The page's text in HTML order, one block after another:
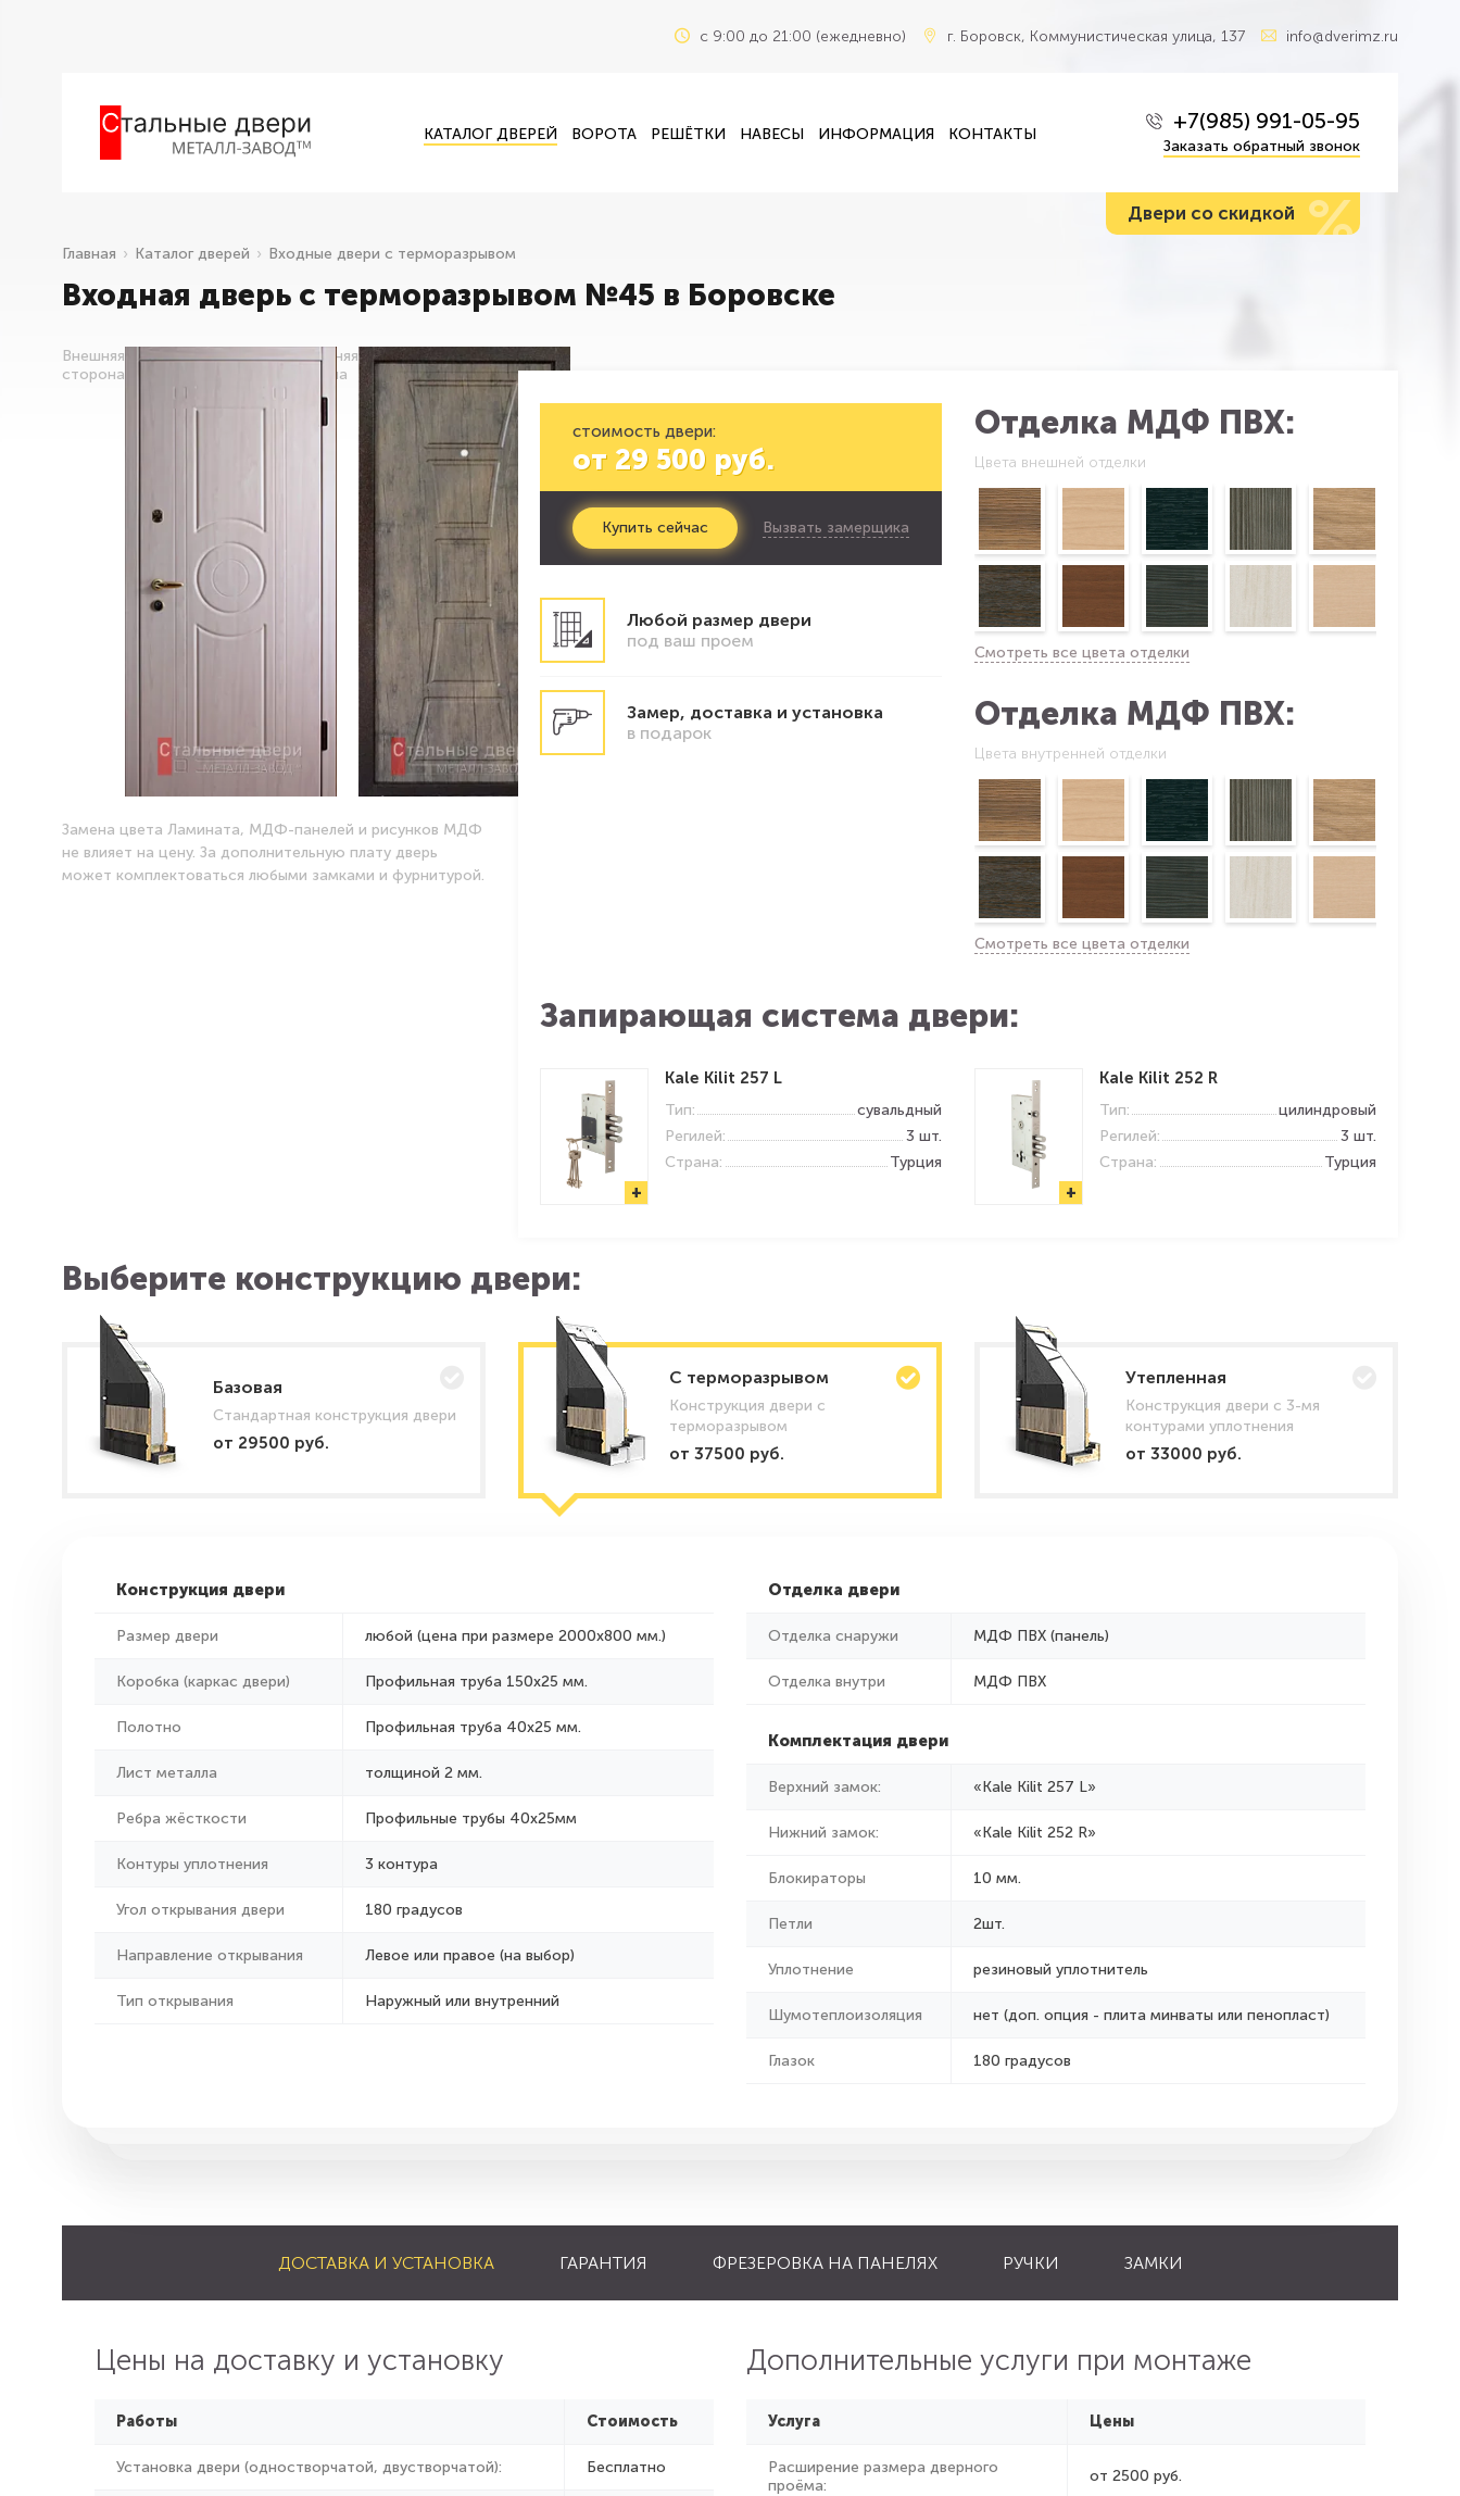
c 9:00 до 21:00 (ежедневно) г. Боровск, Коммунистическая улица, 137 info@dverimz.ru
КАТАЛОГ ДВЕРЕЙ ВОРОТА РЕШЁТКИ НАВЕСЫ ИНФОРМАЦИЯ КОНТАКТЫ +7(985) 991-05-95
Заказать обратный звонок
Двери со скидкой %
Входная дверь с терморазрывом №45 в Боровске
Главная Каталог дверей Входные двери с терморазрывом
Внешняя
сторона
Внутренняя
сторона
Замена цвета Ламината, МДФ-панелей и рисунков МДФ
не влияет на цену. За дополнительную плату дверь
может комплектоваться любыми замками и фурнитурой.
стоимость двери:
от 29 500 руб.
Купить сейчас Вызвать замерщика
Любой размер двери
под ваш проем
Замер, доставка и установка
в подарок
Отделка МДФ ПВХ:
Цвета внешней отделки
Смотреть все цвета отделки
Отделка МДФ ПВХ:
Цвета внутренней отделки
Смотреть все цвета отделки
Запирающая система двери:
+
Kale Kilit 257 L
Тип:
сувальдный
Регилей:
3 шт.
Страна:
Турция
+
Kale Kilit 252 R
Тип:
цилиндровый
Регилей:
3 шт.
Страна:
Турция
Выберите конструкцию двери:
Базовая
Стандартная конструкция двери
от 29500 руб.
C терморазрывом
Конструкция двери с
терморазрывом
от 37500 руб.
Утепленная
Конструкция двери с 3-мя
контурами уплотнения
от 33000 руб.
Конструкция двери
Размер двери любой (цена при размере 2000x800 мм.)
Коробка (каркас двери) Профильная труба 150х25 мм.
Полотно Профильная труба 40х25 мм.
Лист металла толщиной 2 мм.
Ребра жёсткости Профильные трубы 40х25мм
Контуры уплотнения 3 контура
Угол открывания двери 180 градусов
Направление открывания Левое или правое (на выбор)
Тип открывания Наружный или внутренний
Отделка двери
Отделка снаружи МДФ ПВХ (панель)
Отделка внутри МДФ ПВХ
Комплектация двери
Верхний замок: «Kale Kilit 257 L»
Нижний замок: «Kale Kilit 252 R»
Блокираторы 10 мм.
Петли 2шт.
Уплотнение резиновый уплотнитель
Шумотеплоизоляция нет (доп. опция - плита минваты или пенопласт)
Глазок 180 градусов
ДОСТАВКА И УСТАНОВКА ГАРАНТИЯ ФРЕЗЕРОВКА НА ПАНЕЛЯХ РУЧКИ ЗАМКИ
Цены на доставку и установку
Работы Стоимость
Установка двери (одностворчатой, двустворчатой): Бесплатно
Дополнительные услуги при монтаже
Услуга Цены
Расширение размера дверного
проёма:
от 2500 руб.